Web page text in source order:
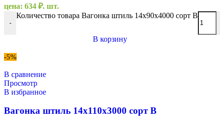
цена: 634 ₽. шт.
-
Количество товара Вагонка штиль 14х90х4000 сорт В
В корзину
-5%
В сравнение
Просмотр
В избранное
Вагонка штиль 14х110х3000 сорт В